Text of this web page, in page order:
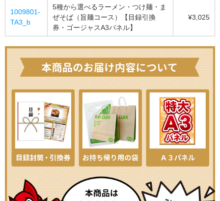
1009801-
TA3_b
5種から選べるラーメン・つけ麺・ま
ぜそば（旨麺コース）【目録引換
券・ゴージャスA3パネル】
¥3,025